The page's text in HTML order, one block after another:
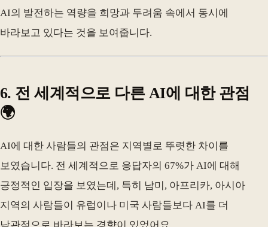
AI의 발전하는 역량을 희망과 두려움 속에서 동시에
바라보고 있다는 것을 보여줍니다.
6. 전 세계적으로 다른 AI에 대한 관점
🌍
AI에 대한 사람들의 관점은 지역별로 뚜렷한 차이를
보였습니다. 전 세계적으로 응답자의 67%가 AI에 대해
긍정적인 입장을 보였는데, 특히 남미, 아프리카, 아시아
지역의 사람들이 유럽이나 미국 사람들보다 AI를 더